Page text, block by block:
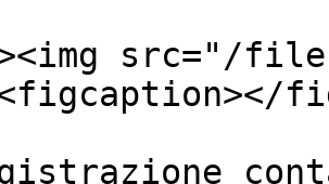
src="/files/